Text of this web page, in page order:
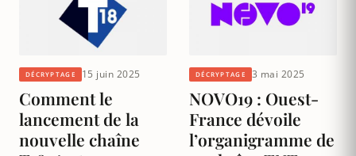
DÉCRYPTAGE 15 juin 2025
Comment le
lancement de la
nouvelle chaîne
DÉCRYPTAGE 3 mai 2025
NOVO19 : Ouest-
France dévoile
l’organigramme de